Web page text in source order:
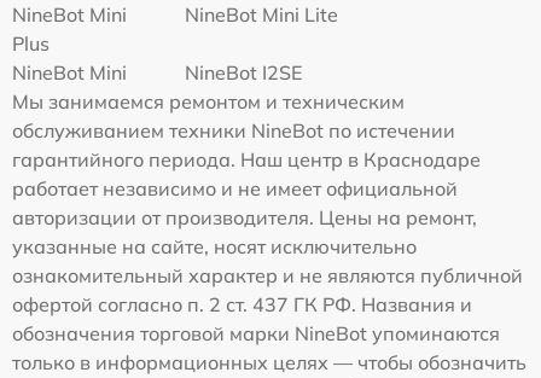
NineBot Mini
Plus
NineBot Mini Lite
NineBot Mini
NineBot I2SE
Мы занимаемся ремонтом и техническим
обслуживанием техники NineBot по истечении
гарантийного периода. Наш центр в Краснодаре
работает независимо и не имеет официальной
авторизации от производителя. Цены на ремонт,
указанные на сайте, носят исключительно
ознакомительный характер и не являются публичной
офертой согласно п. 2 ст. 437 ГК РФ. Названия и
обозначения торговой марки NineBot упоминаются
только в информационных целях — чтобы обозначить